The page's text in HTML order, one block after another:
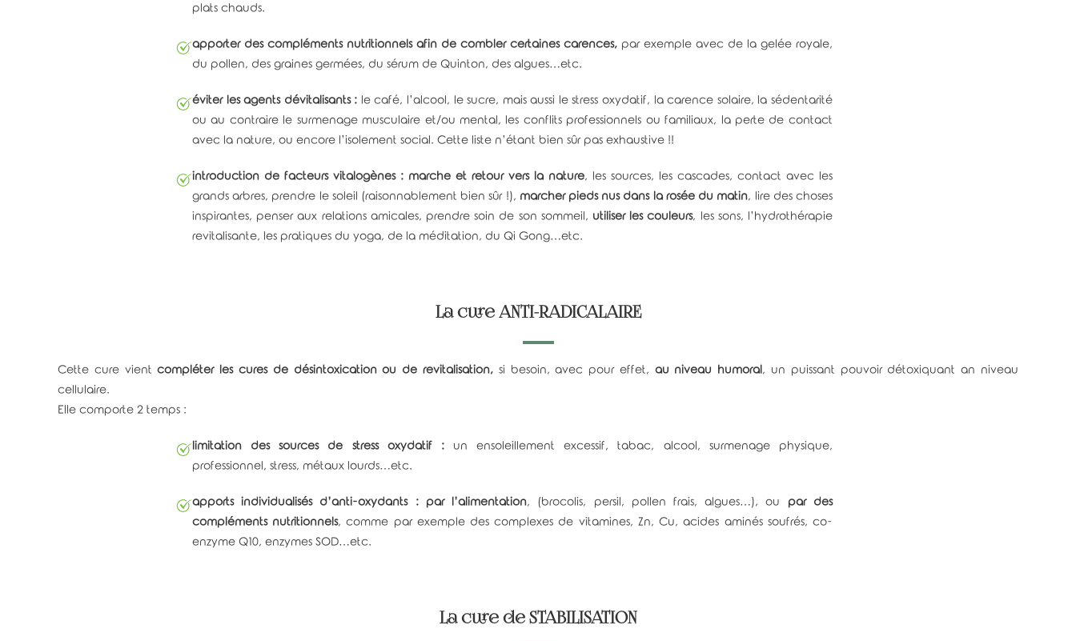
plats chauds.
apporter des compléments nutritionnels afin de combler certaines carences, par exemple avec de la gelée royale,
du pollen, des graines germées, du sérum de Quinton, des algues…etc.
éviter les agents dévitalisants : le café, l’alcool, le sucre, mais aussi le stress oxydatif, la carence solaire, la sédentarité
ou au contraire le surmenage musculaire et/ou mental, les conflits professionnels ou familiaux, la perte de contact
avec la nature, ou encore l’isolement social. Cette liste n’étant bien sûr pas exhaustive !!
introduction de facteurs vitalogènes : marche et retour vers la nature, les sources, les cascades, contact avec les
grands arbres, prendre le soleil (raisonnablement bien sûr !), marcher pieds nus dans la rosée du matin, lire des choses
inspirantes, penser aux relations amicales, prendre soin de son sommeil, utiliser les couleurs, les sons, l’hydrothérapie
revitalisante, les pratiques du yoga, de la méditation, du Qi Gong…etc.
La cure ANTI-RADICALAIRE
Cette cure vientcompléter les cures de désintoxication ou de revitalisation,si besoin, avec pour effet, au niveau humoral, un puissant pouvoir détoxiquant an niveau
cellulaire.
Elle comporte 2 temps :
limitation des sources de stress oxydatif : un ensoleillement excessif, tabac, alcool, surmenage physique,
professionnel, stress, métaux lourds…etc.
apports individualisés d’anti-oxydants : par l’alimentation, (brocolis, persil, pollen frais, algues…), ou par des
compléments nutritionnels, comme par exemple des complexes de vitamines, Zn, Cu, acides aminés soufrés, co-
enzyme Q10, enzymes SOD…etc.
La cure de STABILISATION